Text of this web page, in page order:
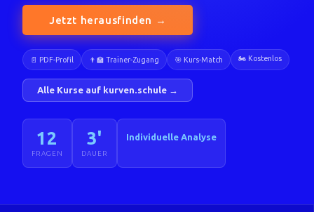
Jetzt herausfinden →
📄 PDF-Profil 👨‍🏫 Trainer-Zugang 🎯 Kurs-Match 🏍️ Kostenlos
Alle Kurse auf kurven.schule →
12
FRAGEN
3'
DAUER
Individuelle Analyse